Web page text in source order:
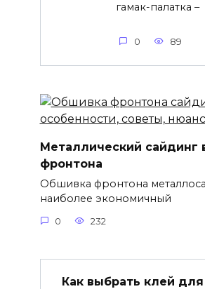
гамак-палатка –
0 89
Металлический сайдинг
фронтона
Обшивка фронтона
наиболее экономичный
0 232
Как выбрать клей